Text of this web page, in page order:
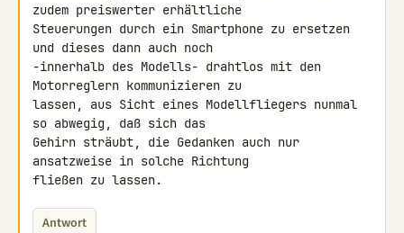
zudem preiswerter erhältliche
Steuerungen durch ein Smartphone zu ersetzen
und dieses dann auch noch
-innerhalb des Modells- drahtlos mit den
Motorreglern kommunizieren zu
lassen, aus Sicht eines Modellfliegers nunmal
so abwegig, daß sich das
Gehirn sträubt, die Gedanken auch nur
ansatzweise in solche Richtung
fließen zu lassen.
Antwort